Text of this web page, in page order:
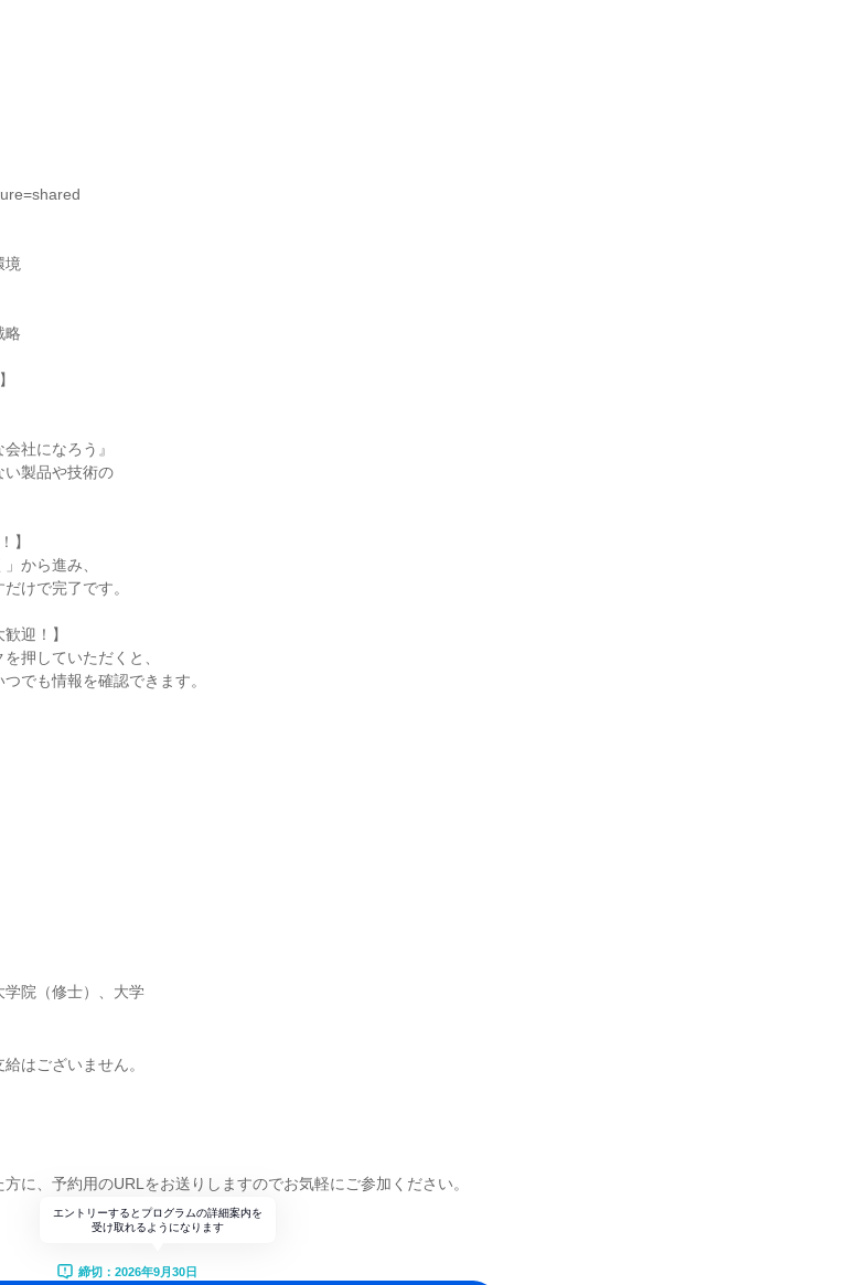
境
略
社になろう』
い製品や技術の
】
から進み、
けで完了です。
迎！】
押していただくと、
でも情報を確認できます。
院（修士）、大学
はございません。
に、予約用のURLをお送りしますのでお気軽にご参加ください。
エントリーするとプログラムの詳細案内を
受け取れるようになります
締切：2026年9月30日